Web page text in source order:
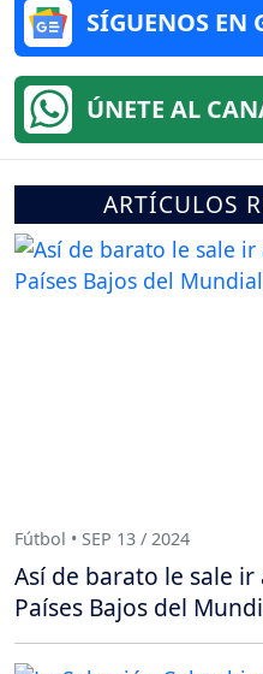
SÍGUENOS EN
ÚNETE AL
ARTÍCULOS
Fútbol • SEP 13 / 2024
Así de barato le sale
Países Bajos del